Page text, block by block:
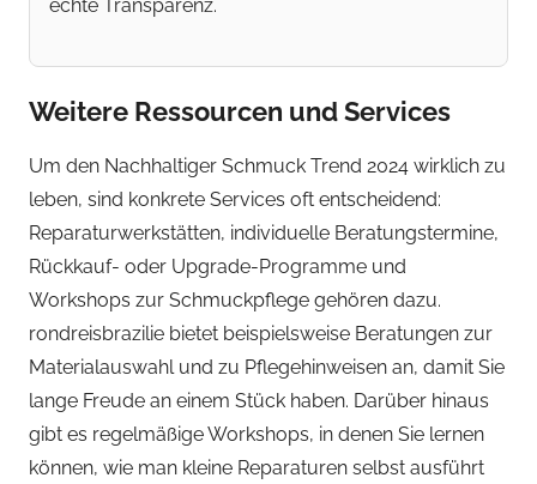
echte Transparenz.
Weitere Ressourcen und Services
Um den Nachhaltiger Schmuck Trend 2024 wirklich zu
leben, sind konkrete Services oft entscheidend:
Reparaturwerkstätten, individuelle Beratungstermine,
Rückkauf- oder Upgrade-Programme und
Workshops zur Schmuckpflege gehören dazu.
rondreisbrazilie bietet beispielsweise Beratungen zur
Materialauswahl und zu Pflegehinweisen an, damit Sie
lange Freude an einem Stück haben. Darüber hinaus
gibt es regelmäßige Workshops, in denen Sie lernen
können, wie man kleine Reparaturen selbst ausführt